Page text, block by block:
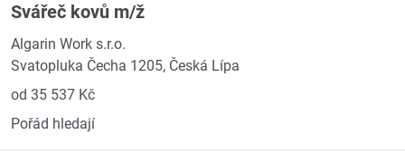
Svářeč kovů m/ž
Algarin Work s.r.o.
Svatopluka Čecha 1205, Česká Lípa
od 35 537 Kč
Pořád hledají